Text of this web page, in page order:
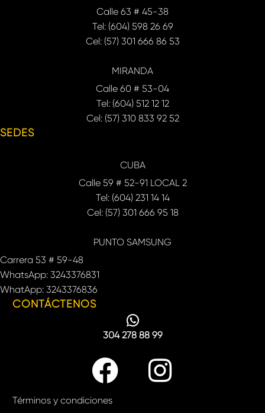
Calle 63 # 45-38
Tel: (604) 598 26 69
Cel: (57) 301 666 86 53
MIRANDA
Calle 60 # 53-04
Tel: (604) 512 12 12
Cel: (57) 310 833 92 52
SEDES
CUBA
Calle 59 # 52-91 LOCAL 2
Tel: (604) 231 14 14
Cel: (57) 301 666 95 18
PUNTO SAMSUNG
Carrera 53 # 59-48
WhatsApp: 3243376831
WhatApp: 3243376836
CONTÁCTENOS
304 278 88 99
Términos y condiciones